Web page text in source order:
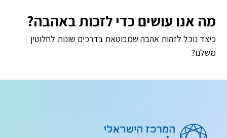
מה אנו עושים כדי לזכות באהבה?
כיצד נוכל לזהות אהבה שמבוטאת בדרכים שונות לחלוטין
משלנו?